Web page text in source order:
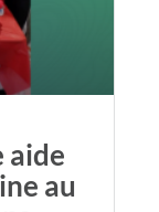
aide
au